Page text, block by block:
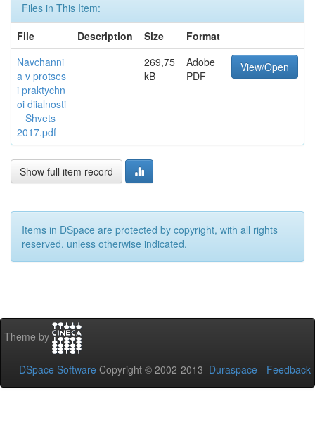
Files in This Item:
File
Description Size
Format
Navchanni
a v protses
i praktychn
oi diialnosti
_ Shvets_
2017.pdf
269,75
kB
Adobe
PDF
View/Open
Show full item record
Items in DSpace are protected by copyright, with all rights
reserved, unless otherwise indicated.
Theme by
DSpace Software Copyright © 2002-2013 Duraspace - Feedback